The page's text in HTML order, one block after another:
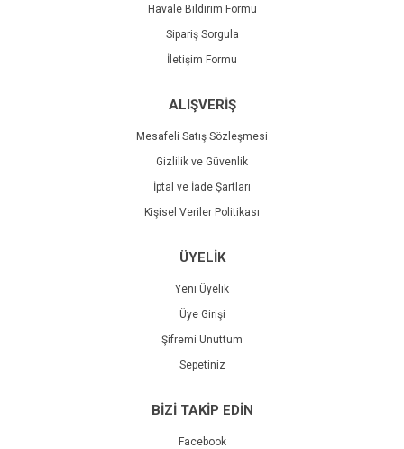
Havale Bildirim Formu
Sipariş Sorgula
İletişim Formu
ALIŞVERİŞ
Mesafeli Satış Sözleşmesi
Gizlilik ve Güvenlik
İptal ve İade Şartları
Kişisel Veriler Politikası
ÜYELİK
Yeni Üyelik
Üye Girişi
Şifremi Unuttum
Sepetiniz
BİZİ TAKİP EDİN
Facebook